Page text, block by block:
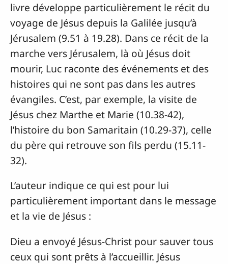
livre développe particulièrement le récit du
voyage de Jésus depuis la Galilée jusqu’à
Jérusalem (9.51 à 19.28). Dans ce récit de la
marche vers Jérusalem, là où Jésus doit
mourir, Luc raconte des événements et des
histoires qui ne sont pas dans les autres
évangiles. C’est, par exemple, la visite de
Jésus chez Marthe et Marie (10.38-42),
l’histoire du bon Samaritain (10.29-37), celle
du père qui retrouve son fils perdu (15.11-
32).
L’auteur indique ce qui est pour lui
particulièrement important dans le message
et la vie de Jésus :
Dieu a envoyé Jésus-Christ pour sauver tous
ceux qui sont prêts à l’accueillir. Jésus